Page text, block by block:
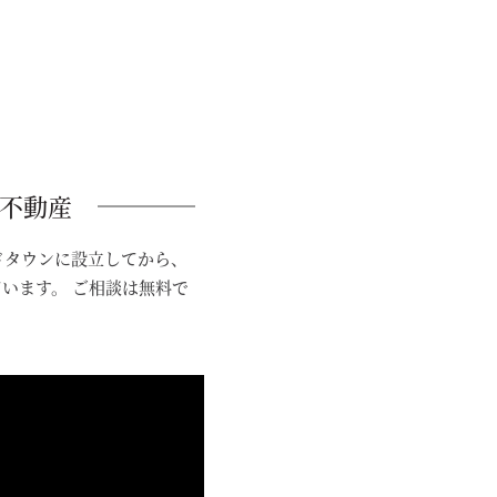
動産
ウンに設立してから、
ます。 ご相談は無料で